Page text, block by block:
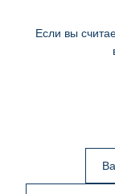
Если вы